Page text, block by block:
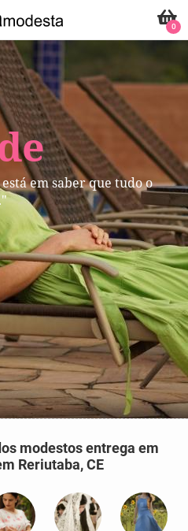
em saber que tudo o
0
modestos entrega em
Reriutaba, CE